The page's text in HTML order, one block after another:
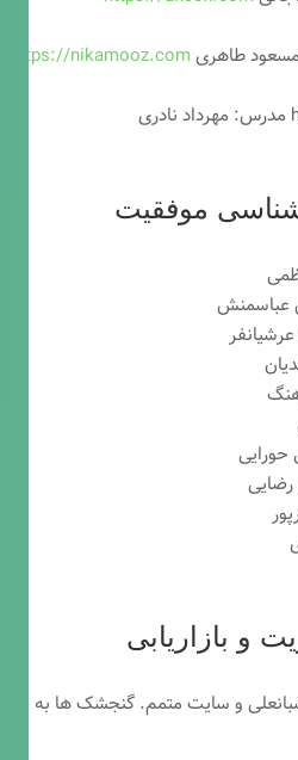
https://nikamooz.com
موفقیت
عباسمنش
و بازاریابی
و سایت متمم. گنجشک ها به